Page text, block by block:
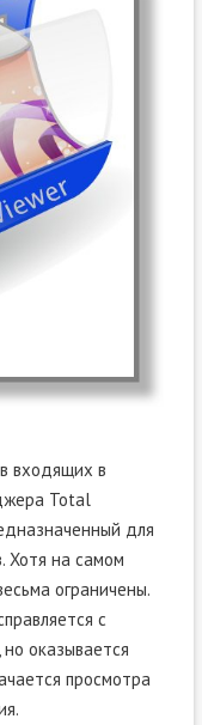
входящих в
Total
для
Хотя на самом
ограничены.
с
оказывается
просмотра